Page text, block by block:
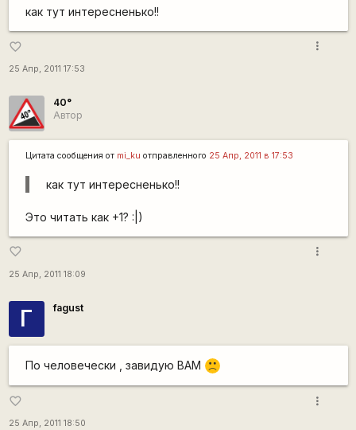
как тут интересненько!!
favorite_border
25 Апр, 2011 17:53
more_vert
40°
Автор
Цитата сообщения от mi_ku отправленного 25 Апр, 2011 в 17:53
как тут интересненько!!
Это читать как +1? :|)
favorite_border
25 Апр, 2011 18:09
more_vert
Г fagust
По человечески , завидую ВАМ :(
favorite_border
25 Апр, 2011 18:50
more_vert